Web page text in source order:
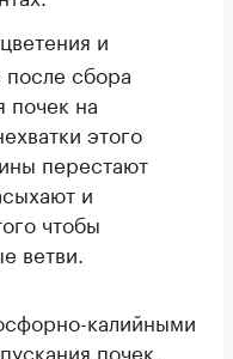
и
сбора
почек на
этого
перестают
и
чтобы
ветви.
калийными
почек,